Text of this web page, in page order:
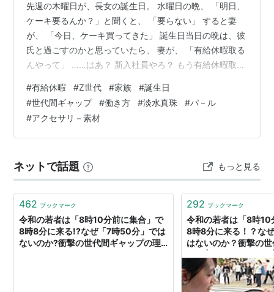
先週の木曜日が、長女の誕生日。 水曜日の晩、 「明日、
ケーキ要るんか？」と聞くと、 「要らない」 すると妻
が、 「今日、ケーキ買ってきた」 誕生日当日の晩は、彼
氏と過ごすのかと思っていたら、 妻が、 「有給休暇取る
んやって」 ……はあ？ 新入社員やろ？ もう有給休暇取れ
と有給休暇を取り、そのまま日曜日まで旅行とのこと。
「ちょっと会社が甘やかしすぎやないん？ 今に痛い目に
合うんとちゃうん？」 妻は、 「痛い目になんか、合うん
やろか？」 私たちの若い頃は、有給なんて取る空気すら
い。 時代が変わ…
#有給休暇 #Z世代 #家族 #誕生日
#世代間ギャップ #働き方 #淡水真珠 #パ－ル
#アクセサリ－素材
ネットで話題 もっと見る
462 ブックマーク
令和の若者は「8時10分前に集合」で
8時8分に来る!?なぜ「7時50分」では
ないのか?衝撃の世代間ギャップの理
292 ブックマーク
令和の若者は「8時10
8時8分に来る！？な
はないのか？衝撃の